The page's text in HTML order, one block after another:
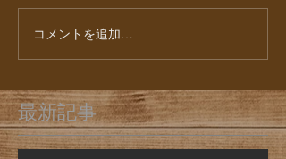
コメントを追加…
最新記事